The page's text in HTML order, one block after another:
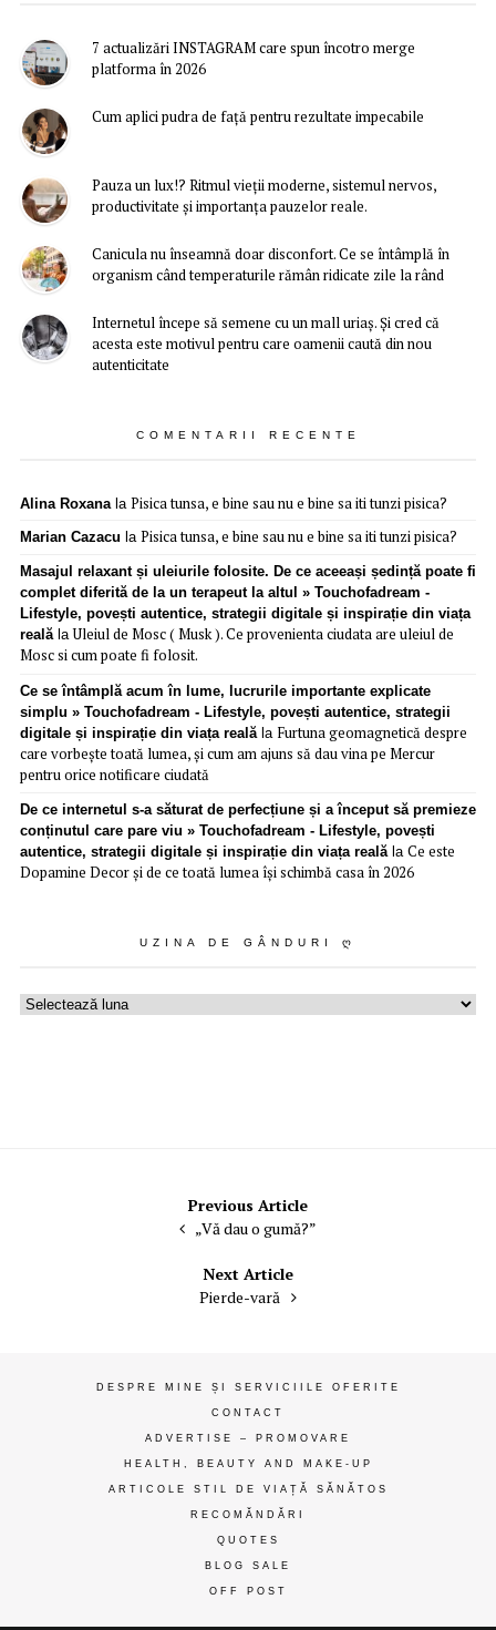
7 actualizări INSTAGRAM care spun încotro merge
platforma în 2026
Cum aplici pudra de față pentru rezultate impecabile
Pauza un lux!? Ritmul vieții moderne, sistemul nervos,
productivitate și importanța pauzelor reale.
Canicula nu înseamnă doar disconfort. Ce se întâmplă în
organism când temperaturile rămân ridicate zile la rând
Internetul începe să semene cu un mall uriaș. Și cred că
acesta este motivul pentru care oamenii caută din nou
autenticitate
COMENTARII RECENTE
Alina Roxanala Pisica tunsa, e bine sau nu e bine sa iti tunzi pisica?
Marian Cazacu la Pisica tunsa, e bine sau nu e bine sa iti tunzi pisica?
Masajul relaxant și uleiurile folosite. De ce aceeași ședință poate fi
complet diferită de la un terapeut la altul » Touchofadream -
Lifestyle, povești autentice, strategii digitale și inspirație din viața
realălaUleiul de Mosc ( Musk ). Ce provenienta ciudata are uleiul de
Mosc si cum poate fi folosit.
Ce se întâmplă acum în lume, lucrurile importante explicate
simplu » Touchofadream - Lifestyle, povești autentice, strategii
digitale și inspirație din viața realăla Furtuna geomagnetică despre
care vorbește toată lumea, și cum am ajuns să dau vina pe Mercur
pentru orice notificare ciudată
De ce internetul s-a săturat de perfecțiune și a început să premieze
conținutul care pare viu » Touchofadream - Lifestyle, povești
autentice, strategii digitale și inspirație din viața realăla Ce este
Dopamine Decor și de ce toată lumea își schimbă casa în 2026
UZINA DE GÂNDURI Ღ
Uzina
Previous Article
„Vă dau o gumă?”
Next Article
Pierde-vară
DESPRE MINE ȘI SERVICIILE OFERITE
CONTACT
ADVERTISE – PROMOVARE
HEALTH, BEAUTY AND MAKE-UP
ARTICOLE STIL DE VIAȚĂ SĂNĂTOS
RECOMĂNDĂRI
QUOTES
BLOG SALE
OFF POST